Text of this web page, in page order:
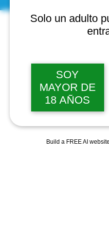
Solo un adulto
SOY
MAYOR DE
18 AÑOS
Build a FREE AI